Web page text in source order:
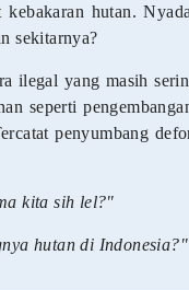
hutan.
sekitarnya?
ilegal yang masih
seperti
penyumbang
kita sih lel?"
hutan di Indonesia?"